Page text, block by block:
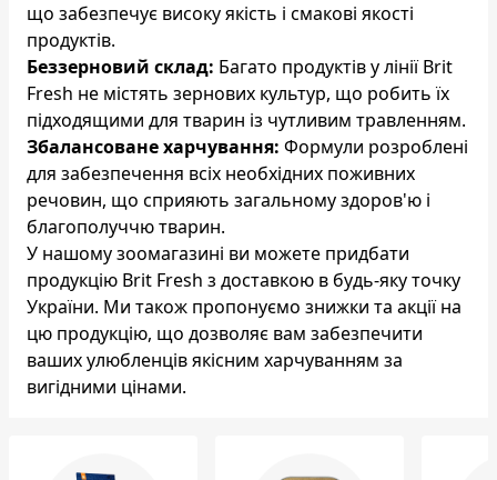
що забезпечує високу якість і смакові якості
продуктів.
Беззерновий склад: Багато продуктів у лінії Brit
Fresh не містять зернових культур, що робить їх
підходящими для тварин із чутливим травленням.
Збалансоване харчування: Формули розроблені
для забезпечення всіх необхідних поживних
речовин, що сприяють загальному здоров'ю і
благополуччю тварин.
У нашому зоомагазині ви можете придбати
продукцію Brit Fresh з доставкою в будь-яку точку
України. Ми також пропонуємо знижки та акції на
цю продукцію, що дозволяє вам забезпечити
ваших улюбленців якісним харчуванням за
вигідними цінами.